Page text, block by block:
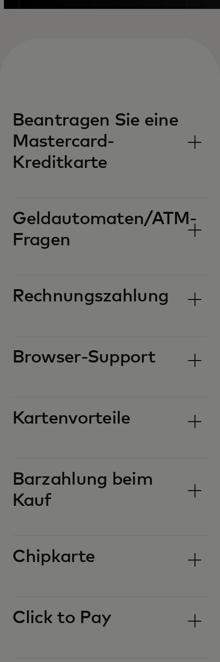
Beantragen Sie eine
Mastercard-
Kreditkarte
Geldautomaten/ATM-
Fragen
Rechnungszahlung
Browser-Support
Kartenvorteile
Barzahlung beim
Kauf
Chipkarte
Click to Pay